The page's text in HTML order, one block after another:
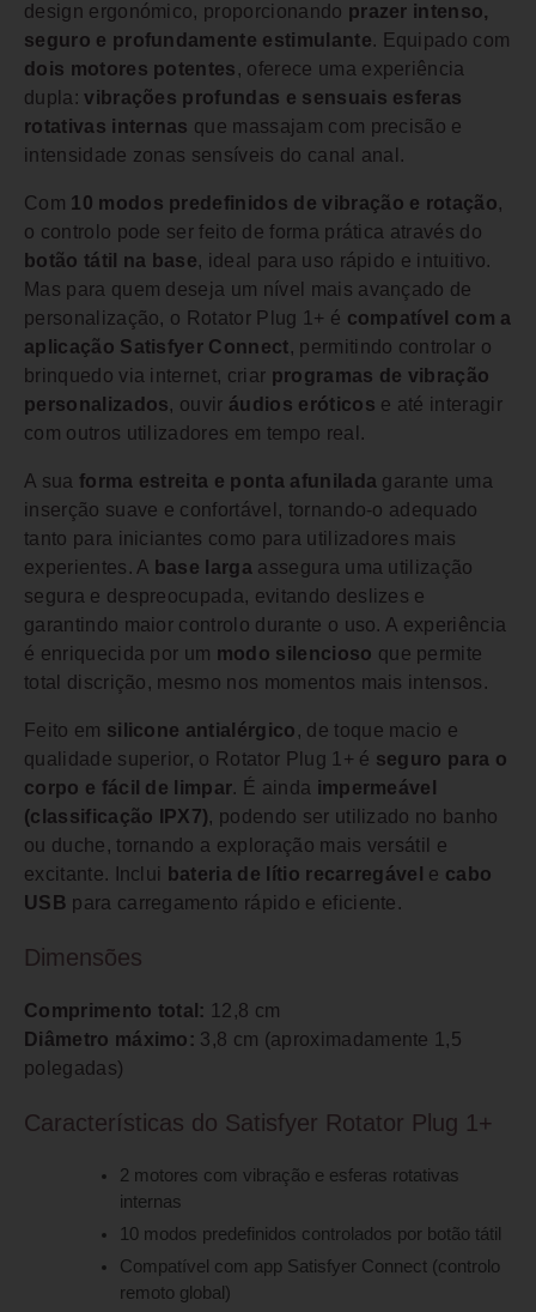
design ergonómico, proporcionando prazer intenso,
seguro e profundamente estimulante. Equipado com
dois motores potentes , oferece uma experiência
dupla:vibrações profundas e sensuais esferas
rotativas internas que massajam com precisão e
intensidade zonas sensíveis do canal anal.
Com 10 modos predefinidos de vibração e rotação,
o controlo pode ser feito de forma prática através do
botão tátil na base, ideal para uso rápido e intuitivo.
Mas para quem deseja um nível mais avançado de
personalização, o Rotator Plug 1+ é compatível com a
aplicação Satisfyer Connect, permitindo controlar o
brinquedo via internet, criar programas de vibração
personalizados, ouvir áudios eróticos e até interagir
com outros utilizadores em tempo real.
A sua forma estreita e ponta afunilada garante uma
inserção suave e confortável, tornando-o adequado
tanto para iniciantes como para utilizadores mais
experientes. A base larga assegura uma utilização
segura e despreocupada, evitando deslizes e
garantindo maior controlo durante o uso. A experiência
é enriquecida por um modo silencioso que permite
total discrição, mesmo nos momentos mais intensos.
Feito em silicone antialérgico , de toque macio e
qualidade superior, o Rotator Plug 1+ é seguro para o
corpo e fácil de limpar. É ainda impermeável
(classificação IPX7), podendo ser utilizado no banho
ou duche, tornando a exploração mais versátil e
excitante. Inclui
bateria de lítio recarregável e cabo
USB para carregamento rápido e eficiente.
Dimensões
Comprimento total: 12,8 cm
Diâmetro máximo: 3,8 cm (aproximadamente 1,5
polegadas)
Características do Satisfyer Rotator Plug 1+
2 motores com vibração e esferas rotativas
internas
10 modos predefinidos controlados por botão tátil
Compatível com app Satisfyer Connect (controlo
remoto global)